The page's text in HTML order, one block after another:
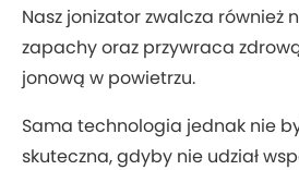
Nasz jonizator zwalcza również
zapachy oraz przywraca
jonową w powietrzu.
Sama technologia jednak nie
skuteczna, gdyby nie udział